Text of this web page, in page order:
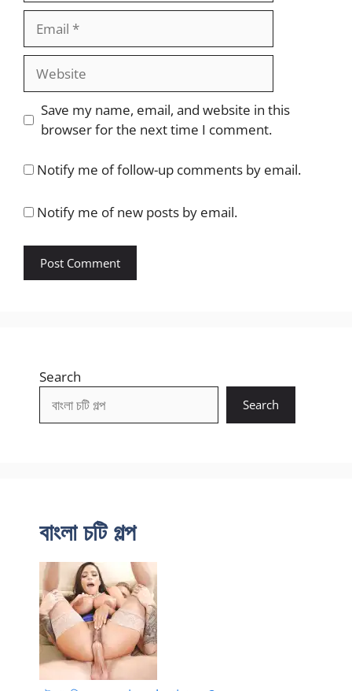
Website
Save my name, email, and website in this
browser for the next time I comment.
Notify me of follow-up comments by email.
Notify me of new posts by email.
Search
Search
বাংলা চটি গল্প